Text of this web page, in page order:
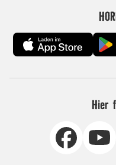
Hier